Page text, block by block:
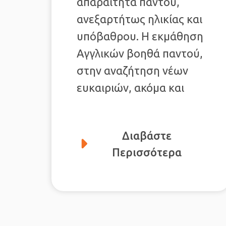
ανεξαρτήτως ηλικίας και
υπόβαθρου. Η εκμάθηση
Αγγλικών βοηθά παντού,
στην αναζήτηση νέων
ευκαιριών, ακόμα και
Διαβάστε
Περισσότερα